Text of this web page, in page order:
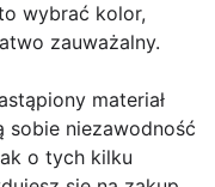
wybrać kolor,
zauważalny.
materiał
niezawodność
o tych kilku